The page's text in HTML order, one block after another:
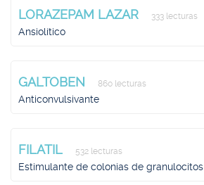
LORAZEPAM LAZAR 333 lecturas
Ansiolítico
GALTOBEN 860 lecturas
Anticonvulsivante
FILATIL 532 lecturas
Estimulante de colonias de granulocitos